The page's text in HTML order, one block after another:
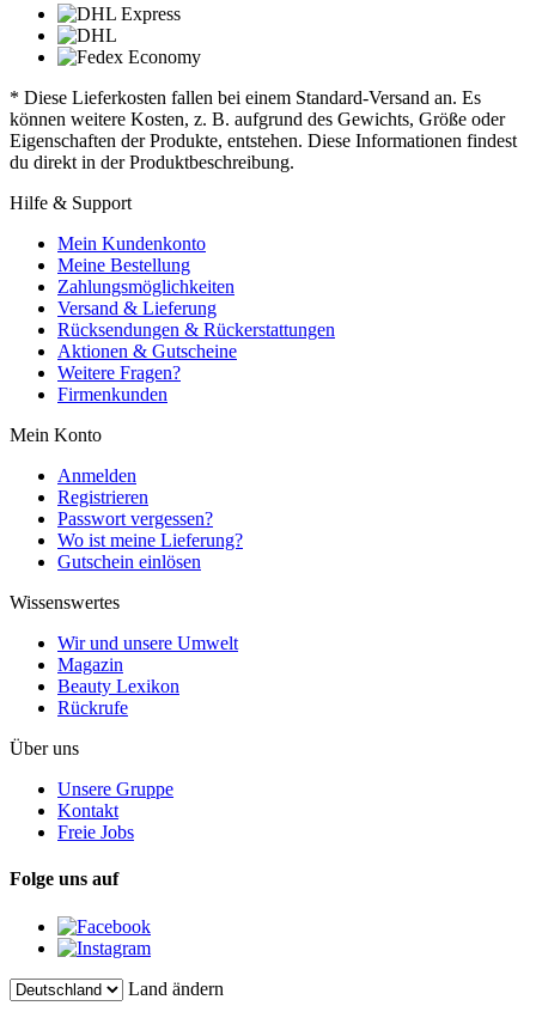
* Diese Lieferkosten fallen bei einem Standard-Versand an. Es
können weitere Kosten, z. B. aufgrund des Gewichts, Größe oder
Eigenschaften der Produkte, entstehen. Diese Informationen findest
du direkt in der Produktbeschreibung.
Hilfe & Support
Mein Kundenkonto
Meine Bestellung
Zahlungsmöglichkeiten
Versand & Lieferung
Rücksendungen & Rückerstattungen
Aktionen & Gutscheine
Weitere Fragen?
Firmenkunden
Mein Konto
Anmelden
Registrieren
Passwort vergessen?
Wo ist meine Lieferung?
Gutschein einlösen
Wissenswertes
Wir und unsere Umwelt
Magazin
Beauty Lexikon
Rückrufe
Über uns
Unsere Gruppe
Kontakt
Freie Jobs
Folge uns auf
Land ändern